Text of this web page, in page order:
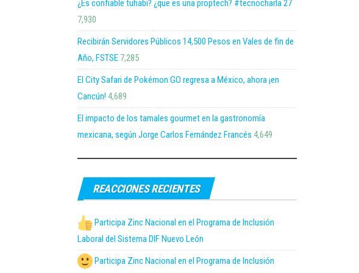
¿Es confiable tuhabi? ¿que es una proptech? #tecnocharla 27
7,930
Recibirán Servidores Públicos 14,500 Pesos en Vales de fin de
Año, FSTSE 7,285
El City Safari de Pokémon GO regresa a México, ahora ¡en
Cancún! 4,689
El impacto de los tamales gourmet en la gastronomía
mexicana, según Jorge Carlos Fernández Francés 4,649
REACCIONES RECIENTES
Participa Zinc Nacional en el Programa de Inclusión
Laboral del Sistema DIF Nuevo León
Participa Zinc Nacional en el Programa de Inclusión